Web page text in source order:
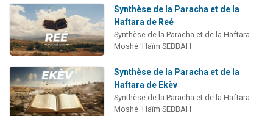
Synthèse de la Paracha et de la
Haftara de Reé
Synthèse de la Paracha et de la Haftara
Moshé 'Haïm SEBBAH
Synthèse de la Paracha et de la
Haftara de Ekèv
Synthèse de la Paracha et de la Haftara
Moshé 'Haïm SEBBAH